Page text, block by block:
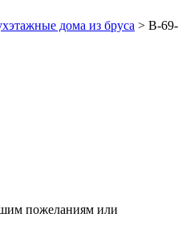
дома из бруса > В-69-
пожеланиям или